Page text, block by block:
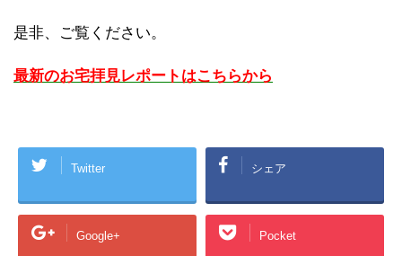
是非、ご覧ください。
最新のお宅拝見レポートはこちらから
Twitter シェア
Google+ Pocket